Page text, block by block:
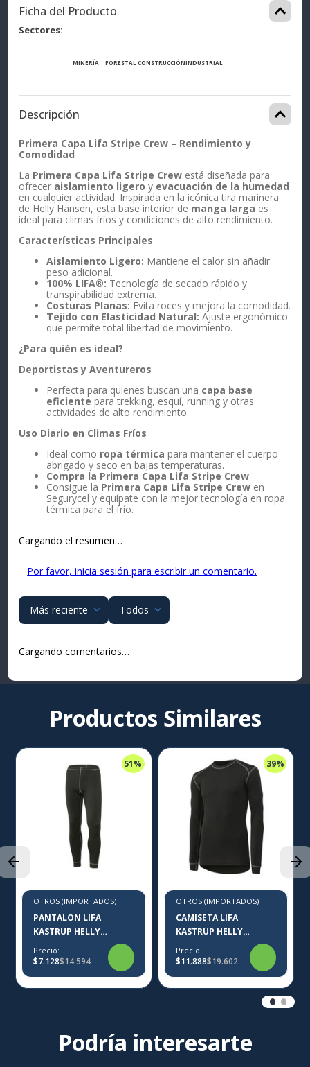
Ficha del Producto
Sectores
MINERÍA FORESTAL CONSTRUCCIÓNINDUSTRIAL
Descripción
Primera Capa Lifa Stripe Crew – Rendimiento y
Comodidad
La Primera Capa Lifa Stripe Crew está diseñada para
ofrecer aislamiento ligero y evacuación de la humedad
en cualquier actividad. Inspirada en la icónica tira marinera
de Helly Hansen, esta base interior de manga larga es
ideal para climas fríos y condiciones de alto rendimiento.
Características Principales
Aislamiento Ligero: Mantiene el calor sin añadir
peso adicional.
100% LIFA®: Tecnología de secado rápido y
transpirabilidad extrema.
Costuras Planas: Evita roces y mejora la comodidad.
Tejido con Elasticidad Natural: Ajuste ergonómico
que permite total libertad de movimiento.
¿Para quién es ideal?
Deportistas y Aventureros
Perfecta para quienes buscan una capa base
eficiente para trekking, esquí, running y otras
actividades de alto rendimiento.
Uso Diario en Climas Fríos
Ideal como ropa térmica para mantener el cuerpo
abrigado y seco en bajas temperaturas.
Compra la Primera Capa Lifa Stripe Crew
Consigue la Primera Capa Lifa Stripe Crew en
Segurycel y equípate con la mejor tecnología en ropa
térmica para el frío.
Cargando el resumen…
Por favor, inicia sesión para escribir un comentario.
Más reciente Todos
Cargando comentarios…
Productos Similares
51%
OTROS (IMPORTADOS)
PANTALON LIFA
KASTRUP HELLY
HANSEN
Precio:
$7.128$14.594
39%
OTROS (IMPORTADOS)
CAMISETA LIFA
KASTRUP HELLY
HANSEN
Precio:
$11.888$19.602
Podría interesarte